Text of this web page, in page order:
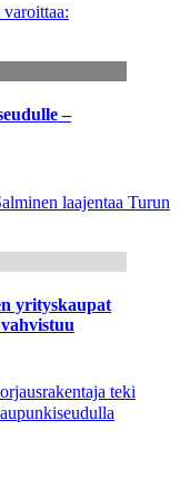
–
laajentaa Turun
yrityskaupat
teki